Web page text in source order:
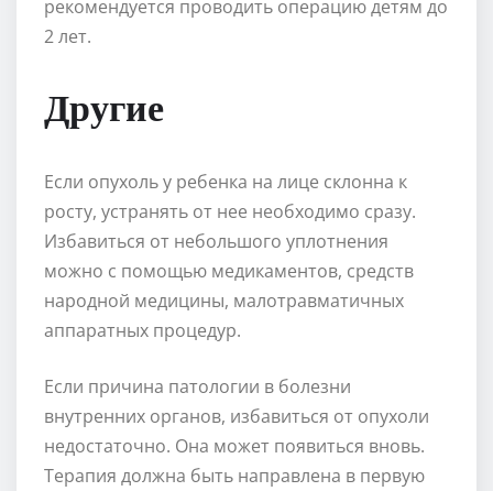
рекомендуется проводить операцию детям до
2 лет.
Другие
Если опухоль у ребенка на лице склонна к
росту, устранять от нее необходимо сразу.
Избавиться от небольшого уплотнения
можно с помощью медикаментов, средств
народной медицины, малотравматичных
аппаратных процедур.
Если причина патологии в болезни
внутренних органов, избавиться от опухоли
недостаточно. Она может появиться вновь.
Терапия должна быть направлена в первую